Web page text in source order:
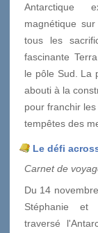
Antarctique
magnétique
tous les
fascinante
le pôle Sud. La
abouti à la
pour franchir
tempêtes des
Le défi
Carnet de
Du 14
Stéphanie et
traversé